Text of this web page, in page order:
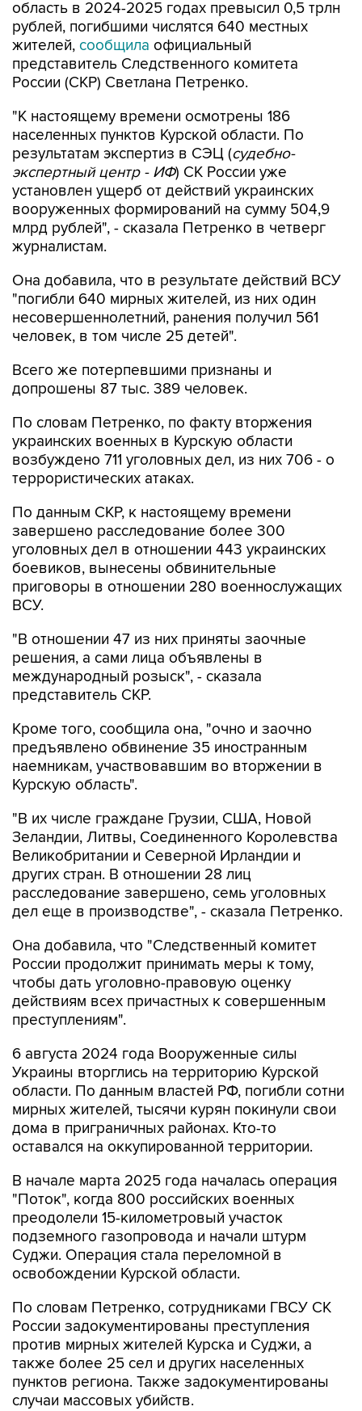
область в 2024-2025 годах превысил 0,5 трлн
рублей, погибшими числятся 640 местных
жителей, сообщила официальный
представитель Следственного комитета
России (СКР) Светлана Петренко.
"К настоящему времени осмотрены 186
населенных пунктов Курской области. По
результатам экспертиз в СЭЦ (судебно-
экспертный центр - ИФ) СК России уже
установлен ущерб от действий украинских
вооруженных формирований на сумму 504,9
млрд рублей", - сказала Петренко в четверг
журналистам.
Она добавила, что в результате действий ВСУ
"погибли 640 мирных жителей, из них один
несовершеннолетний, ранения получил 561
человек, в том числе 25 детей".
Всего же потерпевшими признаны и
допрошены 87 тыс. 389 человек.
По словам Петренко, по факту вторжения
украинских военных в Курскую области
возбуждено 711 уголовных дел, из них 706 - о
террористических атаках.
По данным СКР, к настоящему времени
завершено расследование более 300
уголовных дел в отношении 443 украинских
боевиков, вынесены обвинительные
приговоры в отношении 280 военнослужащих
ВСУ.
"В отношении 47 из них приняты заочные
решения, а сами лица объявлены в
международный розыск", - сказала
представитель СКР.
Кроме того, сообщила она, "очно и заочно
предъявлено обвинение 35 иностранным
наемникам, участвовавшим во вторжении в
Курскую область".
"В их числе граждане Грузии, США, Новой
Зеландии, Литвы, Соединенного Королевства
Великобритании и Северной Ирландии и
других стран. В отношении 28 лиц
расследование завершено, семь уголовных
дел еще в производстве", - сказала Петренко.
Она добавила, что "Cледственный комитет
России продолжит принимать меры к тому,
чтобы дать уголовно-правовую оценку
действиям всех причастных к совершенным
преступлениям".
6 августа 2024 года Вооруженные силы
Украины вторглись на территорию Курской
области. По данным властей РФ, погибли сотни
мирных жителей, тысячи курян покинули свои
дома в приграничных районах. Кто-то
оставался на оккупированной территории.
В начале марта 2025 года началась операция
"Поток", когда 800 российских военных
преодолели 15-километровый участок
подземного газопровода и начали штурм
Суджи. Операция стала переломной в
освобождении Курской области.
По словам Петренко, сотрудниками ГВСУ СК
России задокументированы преступления
против мирных жителей Курска и Суджи, а
также более 25 сел и других населенных
пунктов региона. Также задокументированы
случаи массовых убийств.